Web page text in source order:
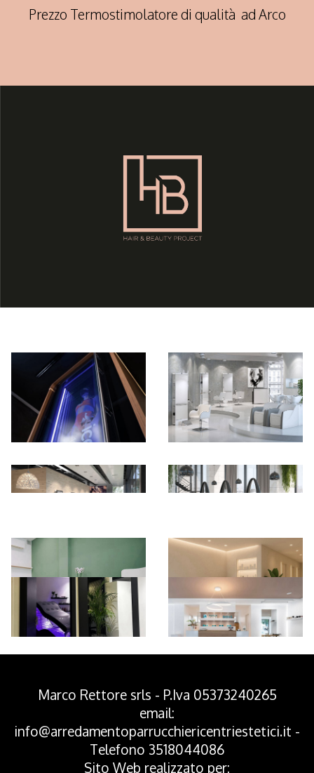
Prezzo Termostimolatore di qualità ad Arco
Marco Rettore srls - P.Iva 05373240265
email:
info@arredamentoparrucchiericentriestetici.it -
Telefono 3518044086
Sito Web realizzato per: